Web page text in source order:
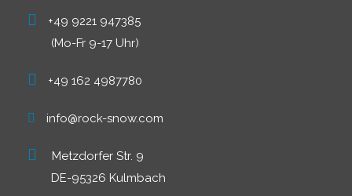
+49 9221 947385
(Mo-Fr 9-17 Uhr)
+49 162 4987780
info@rock-snow.com
Metzdorfer Str. 9
DE-95326 Kulmbach